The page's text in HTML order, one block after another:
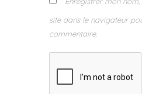
site dans le navigateur
commentaire.